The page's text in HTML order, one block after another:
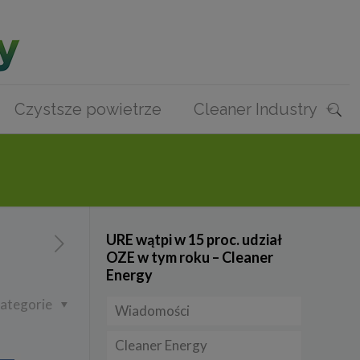
Czystsze powietrze Cleaner Industry
URE wątpi w 15 proc. udział
OZE w tym roku – Cleaner
Energy
Wiadomości
Firmy
Cleaner Energy